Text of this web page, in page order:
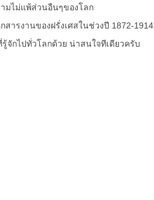
มไม่แพ้ส่วนอืนๆของโลก
ารงานของฝรั่งเศสในช่วงปี 1872-1914
จักไปทั่วโลกด้วย น่าสนใจทีเดียวครับ